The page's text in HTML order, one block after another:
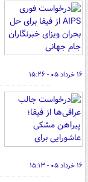
۱۶ خرداد ۰۵ - ۱۵:۲۶
۱۶ خرداد ۰۵ - ۱۵:۱۳